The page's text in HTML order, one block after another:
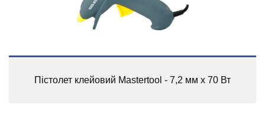
Пістолет клейовий Mastertool - 7,2 мм х 70 Вт